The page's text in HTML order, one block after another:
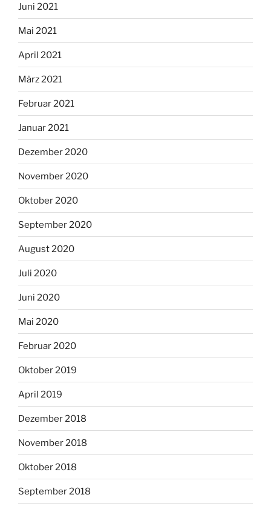
Juni 2021
Mai 2021
April 2021
März 2021
Februar 2021
Januar 2021
Dezember 2020
November 2020
Oktober 2020
September 2020
August 2020
Juli 2020
Juni 2020
Mai 2020
Februar 2020
Oktober 2019
April 2019
Dezember 2018
November 2018
Oktober 2018
September 2018